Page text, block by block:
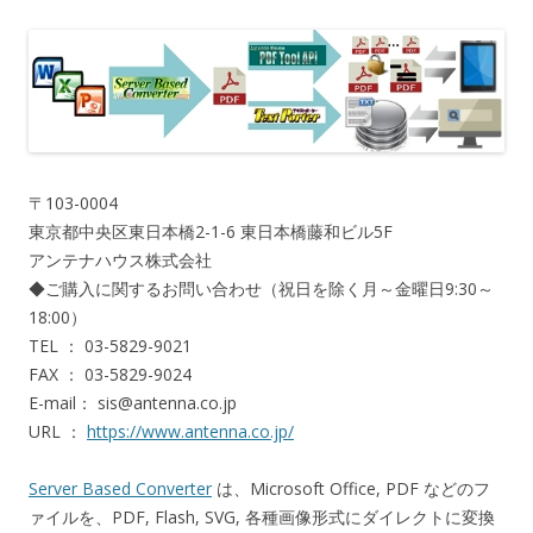
〒103-0004
東京都中央区東日本橋2-1-6 東日本橋藤和ビル5F
アンテナハウス株式会社
◆ご購入に関するお問い合わせ（祝日を除く月～金曜日9:30～
18:00）
TEL ： 03-5829-9021
FAX ： 03-5829-9024
E-mail： sis@antenna.co.jp
URL ： https://www.antenna.co.jp/
Server Based Converter は、Microsoft Office, PDF などのフ
ァイルを、PDF, Flash, SVG, 各種画像形式にダイレクトに変換